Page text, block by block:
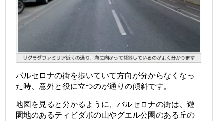
バルセロナの街を歩いていて方向が分からなくなっ
た時、意外と役に立つのが通りの傾斜です。
地図を見ると分かるように、バルセロナの街は、遊
園地のあるティビダボの山やグエル公園のある丘の